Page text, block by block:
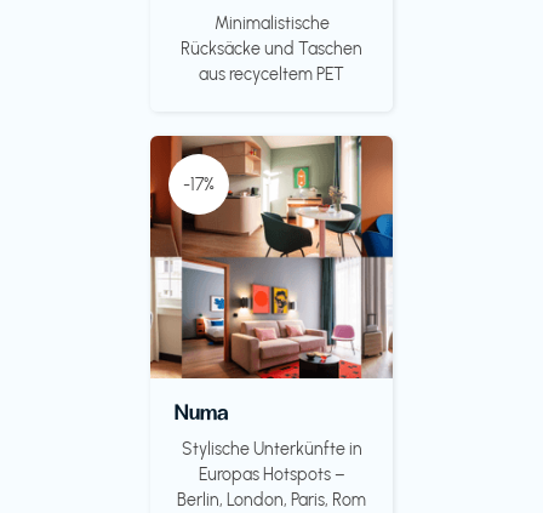
Minimalistische
Rücksäcke und Taschen
aus recyceltem PET
-17%
Numa
Stylische Unterkünfte in
Europas Hotspots –
Berlin, London, Paris, Rom